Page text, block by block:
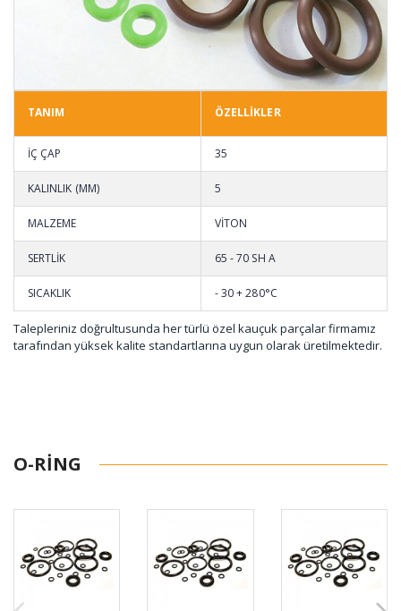
TANIM ÖZELLİKLER
İÇ ÇAP 35
KALINLIK (MM) 5
MALZEME VİTON
SERTLİK 65 - 70 SH A
SICAKLIK - 30 + 280°C
Talepleriniz doğrultusunda her türlü özel kauçuk parçalar firmamız
tarafından yüksek kalite standartlarına uygun olarak üretilmektedir.
O-RING